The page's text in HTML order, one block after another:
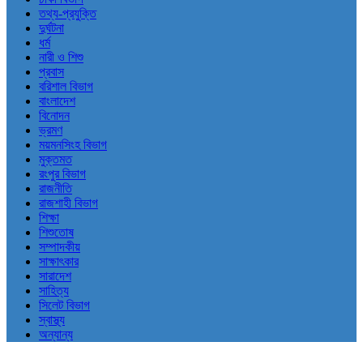
তথ্য-প্রযুক্তি
দুর্ঘটনা
ধর্ম
নারী ও শিশু
প্রবাস
বরিশাল বিভাগ
বাংলাদেশ
বিনোদন
ভ্রমণ
ময়মনসিংহ বিভাগ
মুক্তমত
রংপুর বিভাগ
রাজনীতি
রাজশাহী বিভাগ
শিক্ষা
শিশুতোষ
সম্পাদকীয়
সাক্ষাৎকার
সারাদেশ
সাহিত্য
সিলেট বিভাগ
স্বাস্থ্য
অন্যান্য